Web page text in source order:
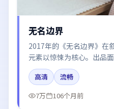
无名边界
2017年的《无名边界》在
元素以惊悚为核心。出品
巴、梁朝伟、雷佳音、周
结尾留白引发讨论。
高清
流畅
7万
106个月前